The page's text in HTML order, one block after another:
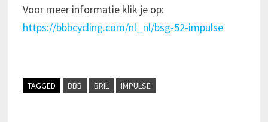
Voor meer informatie klik je op:
https://bbbcycling.com/nl_nl/bsg-52-impulse
TAGGED BBB BRIL IMPULSE